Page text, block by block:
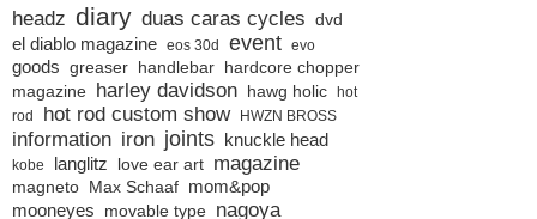
headz diary duas caras cycles dvd
el diablo magazine eos 30d event evo
goods greaser handlebar
hardcore chopper
magazine harley davidson hawg holic
hot
rod
hot rod custom show HWZN BROSS
information iron joints knuckle head
kobe langlitz love ear art magazine
magneto Max Schaaf mom&pop
mooneyes
movable type nagoya